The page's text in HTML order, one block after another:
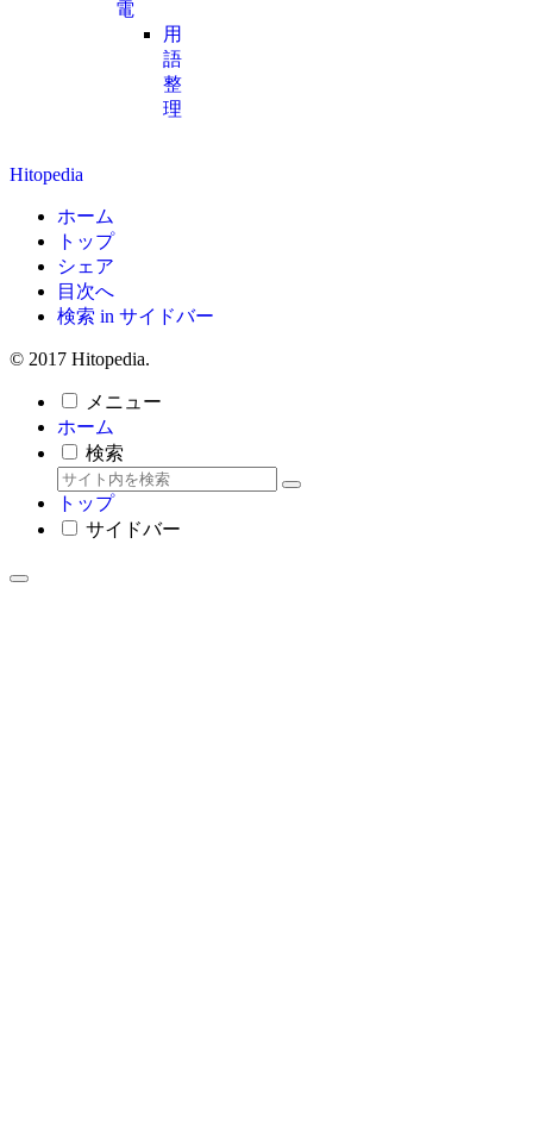
電
用
語
整
理
Hitopedia
ホーム
トップ
シェア
目次へ
検索 in サイドバー
© 2017 Hitopedia.
メニュー
ホーム
検索
トップ
サイドバー